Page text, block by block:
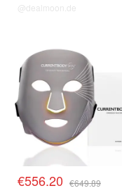
@dealmoon.de
€556.20 €649.89